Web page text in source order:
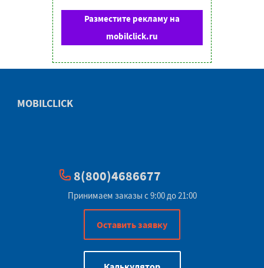
Разместите рекламу на
mobilclick.ru
MOBILCLICK
8(800)4686677
Принимаем заказы с 9:00 до 21:00
Оставить заявку